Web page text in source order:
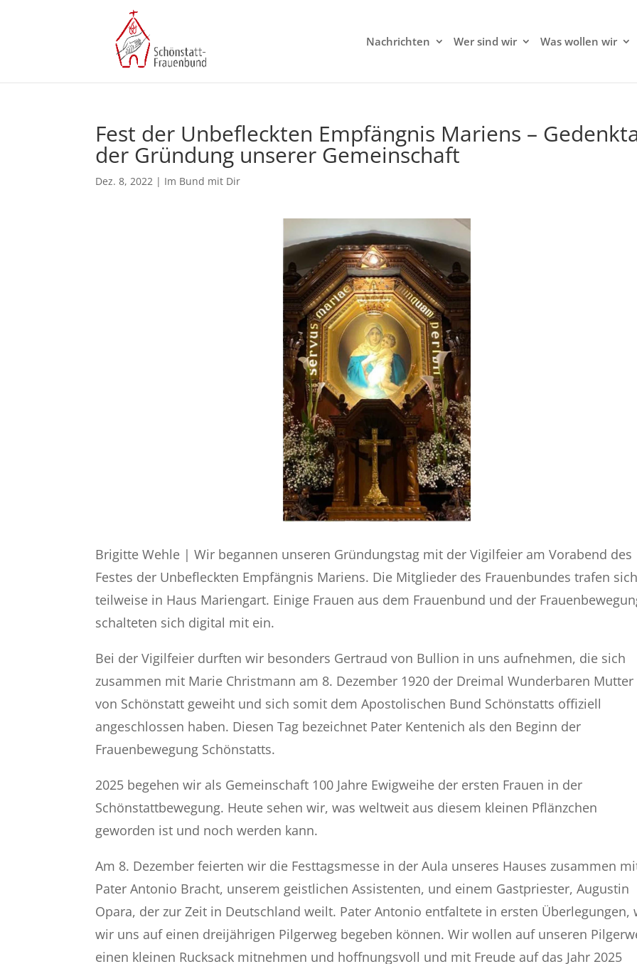
Nachrichten Wer sind wir Was wollen wir
Fest der Unbefleckten Empfängnis Mariens –
der Gründung unserer Gemeinschaft
Dez. 8, 2022 | Im Bund mit Dir
Brigitte Wehle | Wir begannen unseren Gründungstag mit der Vigilfeier am Vorabend des
Festes der Unbefleckten Empfängnis Mariens. Die Mitglieder des Frauenbundes trafen
teilweise in Haus Mariengart. Einige Frauen aus dem Frauenbund und der
schalteten sich digital mit ein.
Bei der Vigilfeier durften wir besonders Gertraud von Bullion in uns aufnehmen, die sich
zusammen mit Marie Christmann am 8. Dezember 1920 der Dreimal Wunderbaren Mutter
von Schönstatt geweiht und sich somit dem Apostolischen Bund Schönstatts offiziell
angeschlossen haben. Diesen Tag bezeichnet Pater Kentenich als den Beginn der
Frauenbewegung Schönstatts.
2025 begehen wir als Gemeinschaft 100 Jahre Ewigweihe der ersten Frauen in der
Schönstattbewegung. Heute sehen wir, was weltweit aus diesem kleinen Pflänzchen
geworden ist und noch werden kann.
Am 8. Dezember feierten wir die Festtagsmesse in der Aula unseres Hauses zusammen
Pater Antonio Bracht, unserem geistlichen Assistenten, und einem Gastpriester, Augustin
Opara, der zur Zeit in Deutschland weilt. Pater Antonio entfaltete in ersten Überlegungen,
wir uns auf einen dreijährigen Pilgerweg begeben können. Wir wollen auf unseren
einen kleinen Rucksack mitnehmen und hoffnungsvoll und mit Freude auf das Jahr 2025